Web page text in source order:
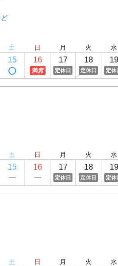
土
15
日
16
満席
月
17
定休日
火
18
定休日
水
19
定休
土
15
日
16
月
17
定休日
火
18
定休日
水
19
定休
土 日 月 火 水